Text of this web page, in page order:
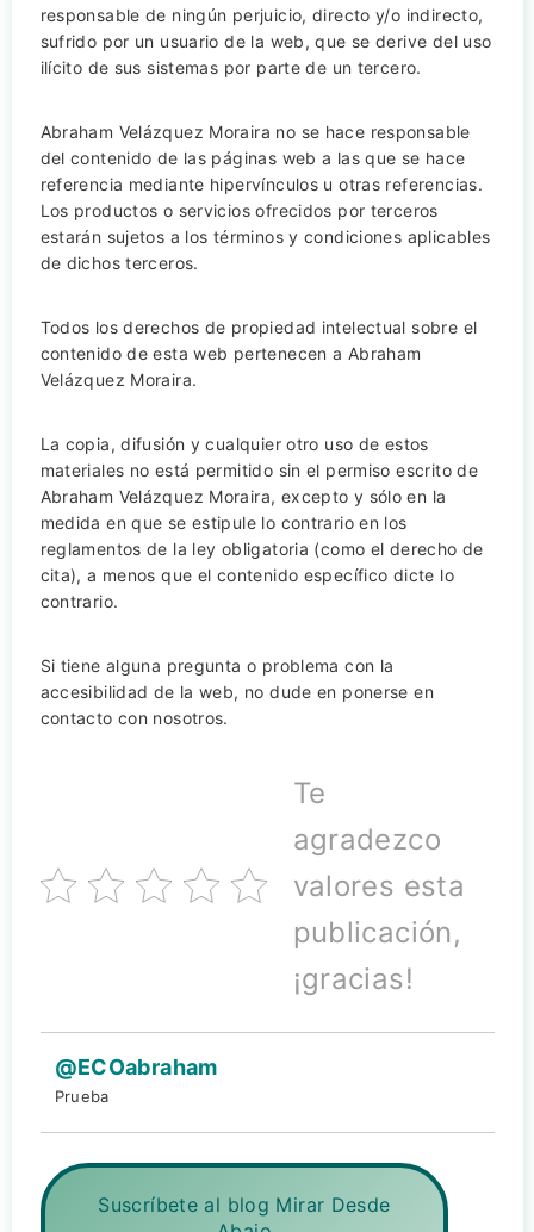
responsable de ningún perjuicio, directo y/o indirecto,
sufrido por un usuario de la web, que se derive del uso
ilícito de sus sistemas por parte de un tercero.
Abraham Velázquez Moraira no se hace responsable
del contenido de las páginas web a las que se hace
referencia mediante hipervínculos u otras referencias.
Los productos o servicios ofrecidos por terceros
estarán sujetos a los términos y condiciones aplicables
de dichos terceros.
Todos los derechos de propiedad intelectual sobre el
contenido de esta web pertenecen a Abraham
Velázquez Moraira.
La copia, difusión y cualquier otro uso de estos
materiales no está permitido sin el permiso escrito de
Abraham Velázquez Moraira, excepto y sólo en la
medida en que se estipule lo contrario en los
reglamentos de la ley obligatoria (como el derecho de
cita), a menos que el contenido específico dicte lo
contrario.
Si tiene alguna pregunta o problema con la
accesibilidad de la web, no dude en ponerse en
contacto con nosotros.
Te
agradezco
valores esta
publicación,
¡gracias!
@ECOabraham
Prueba
Suscríbete al blog Mirar Desde